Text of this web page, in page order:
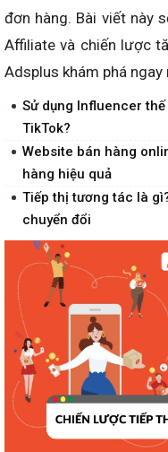
đơn hàng. Bài viết này
Affiliate và chiến lược
Adsplus khám phá ngay
Sử dụng Influencer
TikTok?
Website bán hàng
hàng hiệu quả
Tiếp thị tương tác là
chuyển đổi